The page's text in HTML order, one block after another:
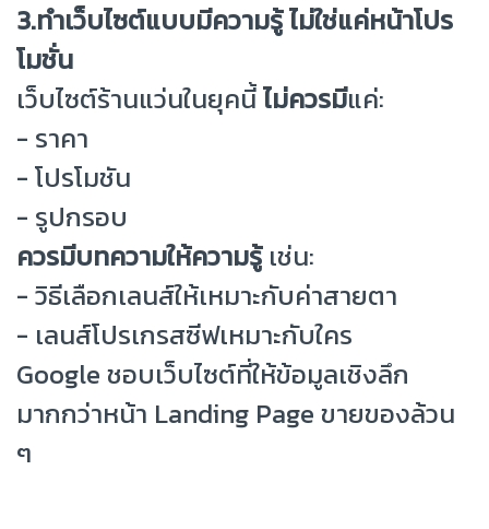
3.ทำเว็บไซต์แบบมีความรู้ ไม่ใช่แค่หน้าโปร
โมชั่น
เว็บไซต์ร้านแว่นในยุคนี้ไม่ควรมีแค่:
- ราคา
- โปรโมชัน
- รูปกรอบ
ควรมีบทความให้ความรู้เช่น:
- วิธีเลือกเลนส์ให้เหมาะกับค่าสายตา
- เลนส์โปรเกรสซีฟเหมาะกับใคร
Google ชอบเว็บไซต์ที่ให้ข้อมูลเชิงลึก
มากกว่าหน้า Landing Page ขายของล้วน
ๆ